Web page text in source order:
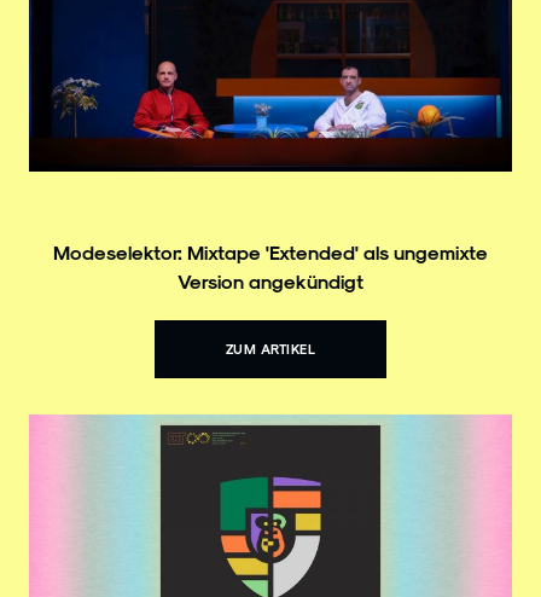
Modeselektor: Mixtape 'Extended' als ungemixte
Version angekündigt
ZUM ARTIKEL